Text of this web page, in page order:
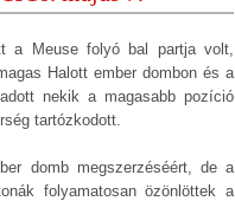
a Meuse folyó bal partja volt,
Halott ember dombon és a
nekik a magasabb pozíció
tartózkodott.
domb megszerzéséért, de a
folyamatosan özönlöttek a